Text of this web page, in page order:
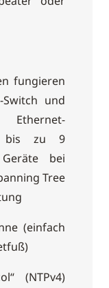
fungieren
und
bis zu 9
bei
Tree
(einfach
(NTPv4)